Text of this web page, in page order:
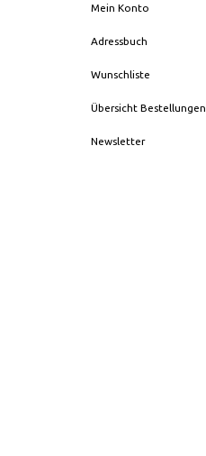
Mein Konto
Adressbuch
Wunschliste
Übersicht Bestellungen
Newsletter